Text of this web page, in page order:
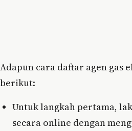
Adapun cara daftar agen gas
berikut:
Untuk langkah pertama,
secara online dengan